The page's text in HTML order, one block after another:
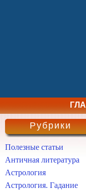
Рубрики
Полезные статьи
Античная литература
Астрология
Астрология. Гадание